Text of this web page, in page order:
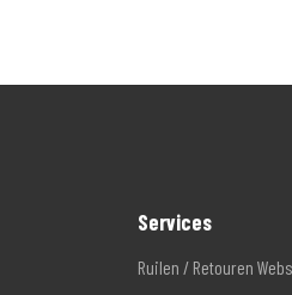
Services
Ruilen / Retouren